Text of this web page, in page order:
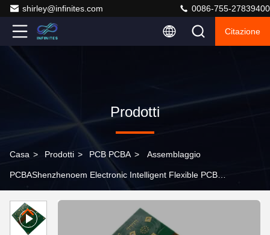
shirley@infinites.com 0086-755-27839400
Citazione
Prodotti
Casa > Prodotti > PCB PCBA > Assemblaggio
PCBAShenzhenoem Electronic Intelligent Flexible PCB